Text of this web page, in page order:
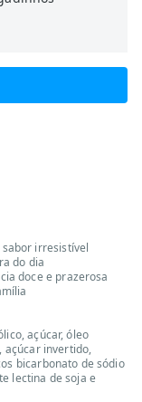
irresistível
do dia
doce e prazerosa
açúcar, óleo
açúcar invertido,
bicarbonato de sódio
lectina de soja e